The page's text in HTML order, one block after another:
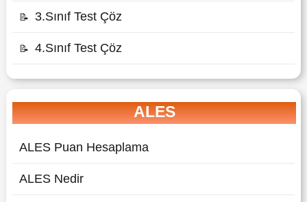
📝 3.Sınıf Test Çöz
📝 4.Sınıf Test Çöz
ALES
ALES Puan Hesaplama
ALES Nedir